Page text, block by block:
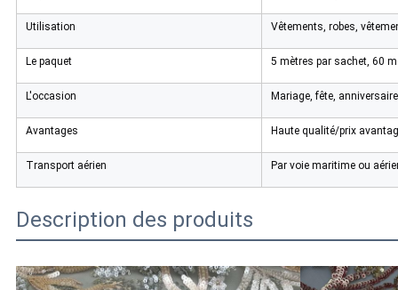
Utilisation Vêtements, robes,
Le paquet 5 mètres par sachet, 60
L'occasion Mariage, fête, anniversaire
Avantages Haute qualité/prix
Transport aérien Par voie maritime ou
Description des produits